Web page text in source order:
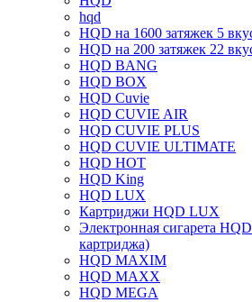
hqd
HQD на 1600 затяжек 5
HQD на 200 затяжек 22
HQD BANG
HQD BOX
HQD Cuvie
HQD CUVIE AIR
HQD CUVIE PLUS
HQD CUVIE ULTIMATE
HQD HOT
HQD King
HQD LUX
Картриджи HQD LUX
Электронная сигарета
картриджа)
HQD MAXIM
HQD MAXX
HQD MEGA